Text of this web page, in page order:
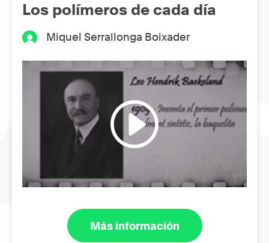
Los polímeros de cada día
Miquel Serrallonga Boixader
Más información